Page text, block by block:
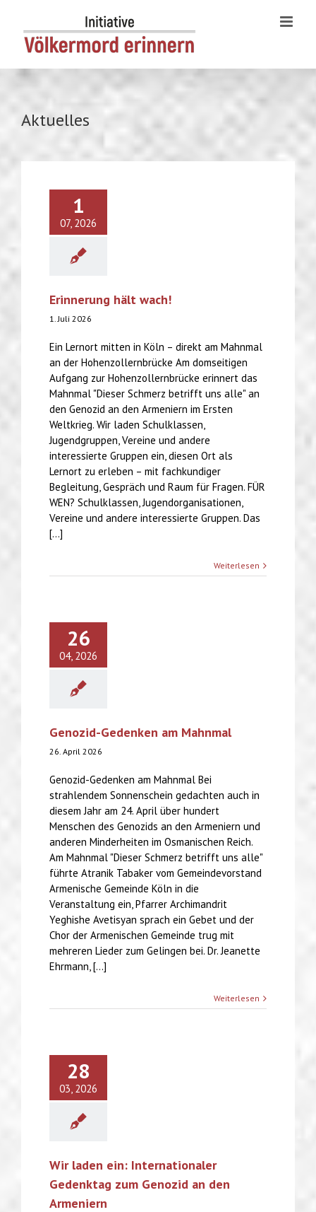
content
Aktuelles
1
07, 2026
Erinnerung hält wach!
1. Juli 2026
Ein Lernort mitten in Köln – direkt am Mahnmal
an der Hohenzollernbrücke Am domseitigen
Aufgang zur Hohenzollernbrücke erinnert das
Mahnmal "Dieser Schmerz betrifft uns alle" an
den Genozid an den Armeniern im Ersten
Weltkrieg. Wir laden Schulklassen,
Jugendgruppen, Vereine und andere
interessierte Gruppen ein, diesen Ort als
Lernort zu erleben – mit fachkundiger
Begleitung, Gespräch und Raum für Fragen. FÜR
WEN? Schulklassen, Jugendorganisationen,
Vereine und andere interessierte Gruppen. Das
[...]
Weiterlesen
26
04, 2026
Genozid-Gedenken am Mahnmal
26. April 2026
Genozid-Gedenken am Mahnmal Bei
strahlendem Sonnenschein gedachten auch in
diesem Jahr am 24. April über hundert
Menschen des Genozids an den Armeniern und
anderen Minderheiten im Osmanischen Reich.
Am Mahnmal "Dieser Schmerz betrifft uns alle"
führte Atranik Tabaker vom Gemeindevorstand
Armenische Gemeinde Köln in die
Veranstaltung ein, Pfarrer Archimandrit
Yeghishe Avetisyan sprach ein Gebet und der
Chor der Armenischen Gemeinde trug mit
mehreren Lieder zum Gelingen bei. Dr. Jeanette
Ehrmann, [...]
Weiterlesen
28
03, 2026
Wir laden ein: Internationaler
Gedenktag zum Genozid an den
Armeniern